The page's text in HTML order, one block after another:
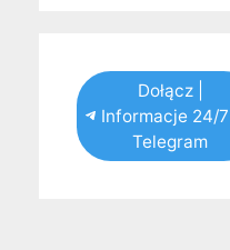
Dołącz |
Informacje 24/7 |
Telegram